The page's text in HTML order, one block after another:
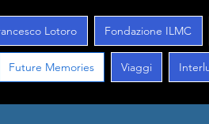
Lotoro Fondazione ILMC
Future Memories Viaggi